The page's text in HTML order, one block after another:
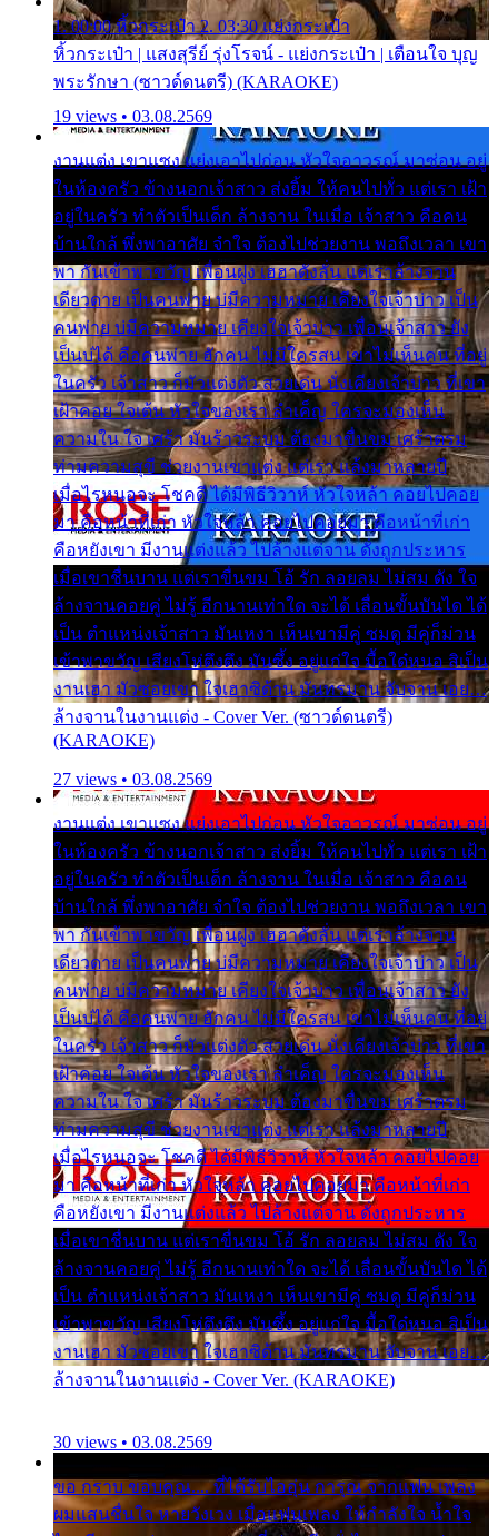
1. 00:00 หิ้วกระเป๋า 2. 03:30 แย่งกระเป๋า
หิ้วกระเป๋า | แสงสุรีย์ รุ่งโรจน์ - แย่งกระเป๋า | เตือนใจ บุญ
พระรักษา (ซาวด์ดนตรี) (KARAOKE)
19 views • 03.08.2569
งานแต่ง เขาแซง แย่งเอาไปก่อน หัวใจอาวรณ์ มาซ่อน อยู่
ในห้องครัว ข้างนอกเจ้าสาว ส่งยิ้ม ให้คนไปทั่ว แต่เรา เฝ้า
อยู่ในครัว ทำตัวเป็นเด็ก ล้างจาน ในเมื่อ เจ้าสาว คือคน
บ้านใกล้ พึ่งพาอาศัย จำใจ ต้องไปช่วยงาน พอถึงเวลา เขา
พา กันเข้าพาขวัญ เพื่อนฝูง เฮฮาดังลั่น แต่เราล้างจาน
เดียวดาย เป็นคนพ่าย บ่มีความหมาย เคียงใจเจ้าบ่าว เป็น
คนพ่าย บ่มีความหมาย เคียงใจเจ้าบ่าว เพื่อนเจ้าสาว ยัง
เป็นบ่ได้ คือคนพ่าย ฮักคน ไม่มีใครสน เขาไม่เห็นคน ที่อยู่
ในครัว เจ้าสาว ก็มัวแต่งตัว สวยเด่น นั่งเคียงเจ้าบ่าว ที่เขา
เฝ้าคอย ใจเต้น หัวใจของเรา ลำเค็ญ ใครจะมองเห็น
ความใน ใจ เศร้า มันร้าวระบม ต้องมาขื่นขม เศร้าตรม
ท่ามความสุขี ช่วยงานเขาแต่ง แต่เรา แล้งมาหลายปี
เมื่อไรหนอจะ โชคดี ได้มีพิธีวิวาห์ หัวใจหล้า คอยไปคอย
มา คือหน้าที่เก่า หัวใจหล้า คอยไปคอยมา คือหน้าที่เก่า
คือหยังเขา มีงานแต่งแล้ว ไปล้างแต่จาน ดั่งถูกประหาร
เมื่อเขาชื่นบาน แต่เราขื่นขม โอ้ รัก ลอยลม ไม่สม ดัง ใจ
ล้างจานคอยคู่ ไม่รู้ อีกนานเท่าใด จะได้ เลื่อนขั้นบันได ได้
เป็น ตำแหน่งเจ้าสาว มันเหงา เห็นเขามีคู่ ซมดู มีคู่ก็ม่วน
เข้าพาขวัญ เสียงโห่ตึงตึง มันซึ้ง อยู่แก่ใจ มื้อใด๋หนอ สิเป็น
งานเฮา มัวซอยเขา ใจเฮาซิด้าน มันทรมาน จับจาน เอย…
ล้างจานในงานแต่ง - Cover Ver. (ซาวด์ดนตรี)
(KARAOKE)
27 views • 03.08.2569
งานแต่ง เขาแซง แย่งเอาไปก่อน หัวใจอาวรณ์ มาซ่อน อยู่
ในห้องครัว ข้างนอกเจ้าสาว ส่งยิ้ม ให้คนไปทั่ว แต่เรา เฝ้า
อยู่ในครัว ทำตัวเป็นเด็ก ล้างจาน ในเมื่อ เจ้าสาว คือคน
บ้านใกล้ พึ่งพาอาศัย จำใจ ต้องไปช่วยงาน พอถึงเวลา เขา
พา กันเข้าพาขวัญ เพื่อนฝูง เฮฮาดังลั่น แต่เราล้างจาน
เดียวดาย เป็นคนพ่าย บ่มีความหมาย เคียงใจเจ้าบ่าว เป็น
คนพ่าย บ่มีความหมาย เคียงใจเจ้าบ่าว เพื่อนเจ้าสาว ยัง
เป็นบ่ได้ คือคนพ่าย ฮักคน ไม่มีใครสน เขาไม่เห็นคน ที่อยู่
ในครัว เจ้าสาว ก็มัวแต่งตัว สวยเด่น นั่งเคียงเจ้าบ่าว ที่เขา
เฝ้าคอย ใจเต้น หัวใจของเรา ลำเค็ญ ใครจะมองเห็น
ความใน ใจ เศร้า มันร้าวระบม ต้องมาขื่นขม เศร้าตรม
ท่ามความสุขี ช่วยงานเขาแต่ง แต่เรา แล้งมาหลายปี
เมื่อไรหนอจะ โชคดี ได้มีพิธีวิวาห์ หัวใจหล้า คอยไปคอย
มา คือหน้าที่เก่า หัวใจหล้า คอยไปคอยมา คือหน้าที่เก่า
คือหยังเขา มีงานแต่งแล้ว ไปล้างแต่จาน ดั่งถูกประหาร
เมื่อเขาชื่นบาน แต่เราขื่นขม โอ้ รัก ลอยลม ไม่สม ดัง ใจ
ล้างจานคอยคู่ ไม่รู้ อีกนานเท่าใด จะได้ เลื่อนขั้นบันได ได้
เป็น ตำแหน่งเจ้าสาว มันเหงา เห็นเขามีคู่ ซมดู มีคู่ก็ม่วน
เข้าพาขวัญ เสียงโห่ตึงตึง มันซึ้ง อยู่แก่ใจ มื้อใด๋หนอ สิเป็น
งานเฮา มัวซอยเขา ใจเฮาซิด้าน มันทรมาน จับจาน เอย…
ล้างจานในงานแต่ง - Cover Ver. (KARAOKE)
30 views • 03.08.2569
ขอ กราบ ขอบคุณ.... ที่ได้รับไออุ่น การุณ จากแฟน เพลง
ผมแสนชื่นใจ หายวังเวง เมื่อแฟนเพลง ให้กำลังใจ น้ำใจ